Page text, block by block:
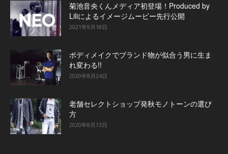
菊池音央くんメディア初登場！Produced by
Liliによるイメージムービー先行公開
2021年9月18日
ボディメイクでブランド物が似合う男に生ま
れ変わる!!
2020年8月24日
老舗セレクトショップ発秋モノトーンの選び
方
2020年8月13日